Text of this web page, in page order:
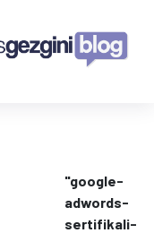
"google-
adwords-
sertifikali-